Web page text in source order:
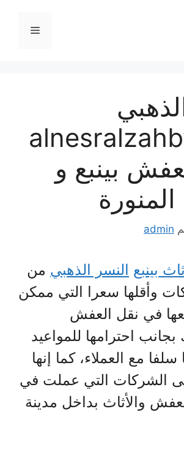
القائمة
بينبع و
المنورة
admin
بينبع النسر الذهبي من
وأقلها سعرا التي ممكن
في نقل العفش
بجانب احترامها للمواعيد
سلفا مع العملاء، كما إنها
الشركات التي عملت في
والأثاث بداخل مدينة